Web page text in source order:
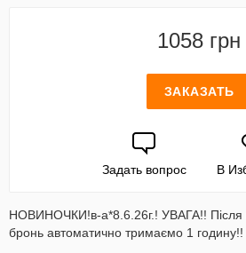
1058 грн
ЗАКАЗАТЬ
Задать вопрос В
НОВИНОЧКИ!в-а*8.6.26г.! УВАГА!! Після
бронь автоматично тримаємо 1 годину!!